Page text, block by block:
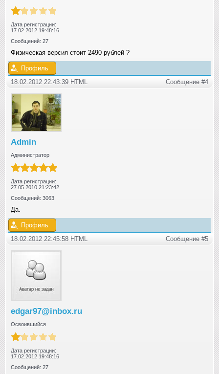
Дата регистрации:
17.02.2012 19:48:16
Сообщений: 27
Физическая версия стоит 2490 рублей ?
Профиль
18.02.2012 22:43:39 HTML
Сообщение #4
Admin
Администратор
Дата регистрации:
27.05.2010 21:23:42
Сообщений: 3063
Да.
Профиль
18.02.2012 22:45:58 HTML
Сообщение #5
edgar97@inbox.ru
Освоившийся
Дата регистрации:
17.02.2012 19:48:16
Сообщений: 27